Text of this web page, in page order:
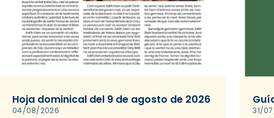
Hoja dominical del 9 de agosto de 2026
04/08/2026 31/